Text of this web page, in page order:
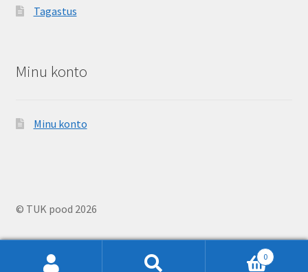
Tagastus
Minu konto
Minu konto
© TUK pood 2026
0